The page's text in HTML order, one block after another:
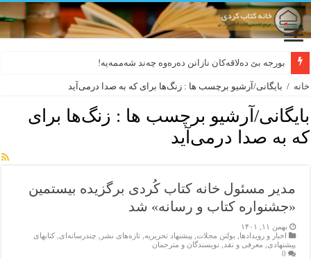
بورجە بێ دەلاقەکان نازانن دەرەوە چەند شەممەیە!
خانه / بایگانی/آرشیو برچسب ها : زنگ‌ها برای که به صدا درمی‌آید
بایگانی/آرشیو برچسب ها : زنگ‌ها برای
که به صدا درمی‌آید
مدیر مسئول خانه کتاب کُردی برگزیده بیستمین
«جشنواره کتاب و رسانه» شد
بهمن ۱۱, ۱۴۰۱
اخبار و رویدادها
بولتن مجلات پیشنهاد تحریریه ,تازەهای نشر چندرسانه‌ای ,کتابهای
پیشنهادی
معرفی و نقد
نویسندگان و مترجمان
0